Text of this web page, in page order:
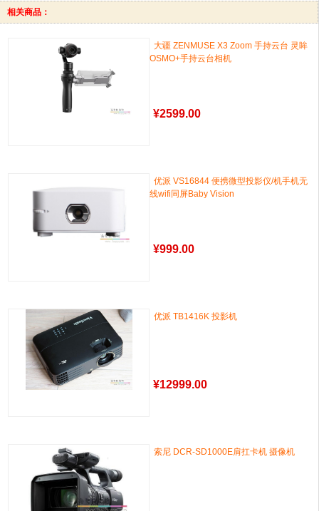
相关商品：
大疆 ZENMUSE X3 Zoom 手持云台 灵眸
OSMO+手持云台相机
¥2599.00
优派 VS16844 便携微型投影仪/机手机无
线wifi同屏Baby Vision
¥999.00
优派 TB1416K 投影机
¥12999.00
索尼 DCR-SD1000E肩扛卡机 摄像机